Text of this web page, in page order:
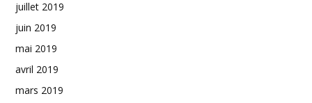
juillet 2019
juin 2019
mai 2019
avril 2019
mars 2019